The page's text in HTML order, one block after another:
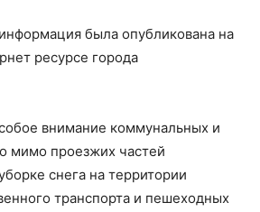
была опубликована на
ресурсе города
внимание коммунальных и
мимо проезжих частей
снега на территории
транспорта и пешеходных